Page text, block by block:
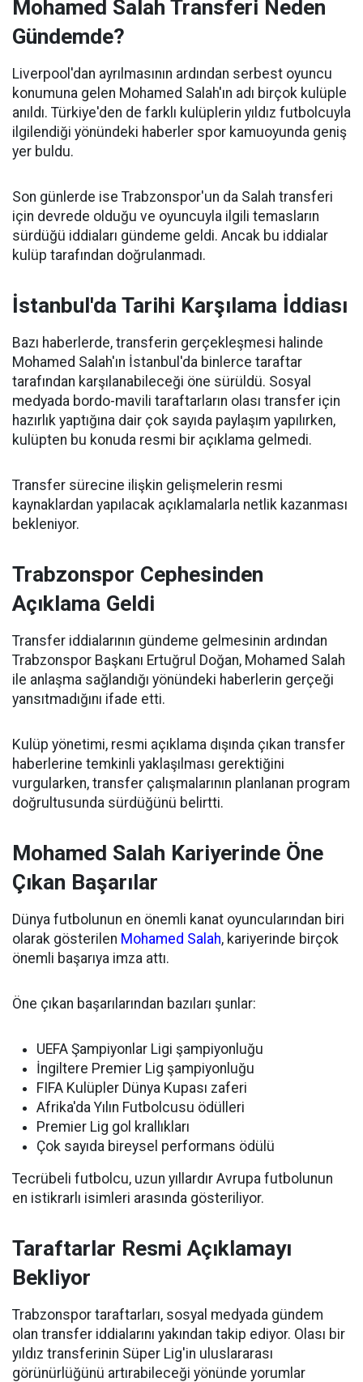
Mohamed Salah Transferi Neden
Gündemde?
Liverpool'dan ayrılmasının ardından serbest oyuncu
konumuna gelen Mohamed Salah'ın adı birçok kulüple
anıldı. Türkiye'den de farklı kulüplerin yıldız futbolcuyla
ilgilendiği yönündeki haberler spor kamuoyunda geniş
yer buldu.
Son günlerde ise Trabzonspor'un da Salah transferi
için devrede olduğu ve oyuncuyla ilgili temasların
sürdüğü iddiaları gündeme geldi. Ancak bu iddialar
kulüp tarafından doğrulanmadı.
İstanbul'da Tarihi Karşılama İddiası
Bazı haberlerde, transferin gerçekleşmesi halinde
Mohamed Salah'ın İstanbul'da binlerce taraftar
tarafından karşılanabileceği öne sürüldü. Sosyal
medyada bordo-mavili taraftarların olası transfer için
hazırlık yaptığına dair çok sayıda paylaşım yapılırken,
kulüpten bu konuda resmi bir açıklama gelmedi.
Transfer sürecine ilişkin gelişmelerin resmi
kaynaklardan yapılacak açıklamalarla netlik kazanması
bekleniyor.
Trabzonspor Cephesinden
Açıklama Geldi
Transfer iddialarının gündeme gelmesinin ardından
Trabzonspor Başkanı Ertuğrul Doğan, Mohamed Salah
ile anlaşma sağlandığı yönündeki haberlerin gerçeği
yansıtmadığını ifade etti.
Kulüp yönetimi, resmi açıklama dışında çıkan transfer
haberlerine temkinli yaklaşılması gerektiğini
vurgularken, transfer çalışmalarının planlanan program
doğrultusunda sürdüğünü belirtti.
Mohamed Salah Kariyerinde Öne
Çıkan Başarılar
Dünya futbolunun en önemli kanat oyuncularından biri
olarak gösterilen Mohamed Salah, kariyerinde birçok
önemli başarıya imza attı.
Öne çıkan başarılarından bazıları şunlar:
UEFA Şampiyonlar Ligi şampiyonluğu
İngiltere Premier Lig şampiyonluğu
FIFA Kulüpler Dünya Kupası zaferi
Afrika'da Yılın Futbolcusu ödülleri
Premier Lig gol krallıkları
Çok sayıda bireysel performans ödülü
Tecrübeli futbolcu, uzun yıllardır Avrupa futbolunun
en istikrarlı isimleri arasında gösteriliyor.
Taraftarlar Resmi Açıklamayı
Bekliyor
Trabzonspor taraftarları, sosyal medyada gündem
olan transfer iddialarını yakından takip ediyor. Olası bir
yıldız transferinin Süper Lig'in uluslararası
görünürlüğünü artırabileceği yönünde yorumlar